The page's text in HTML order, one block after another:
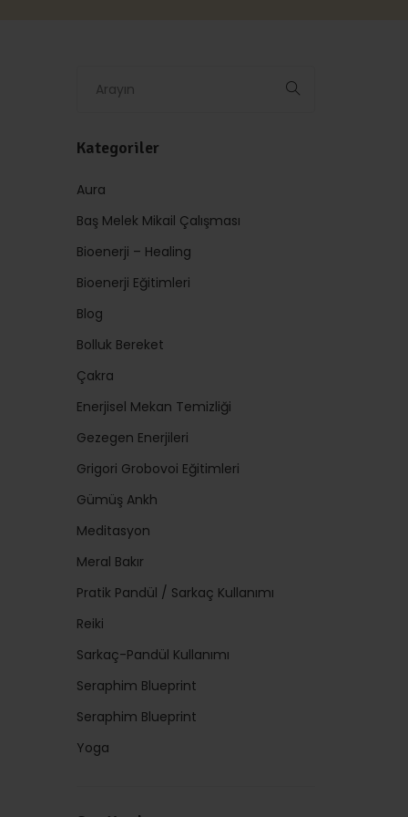
Kategoriler
Aura
Baş Melek Mikail Çalışması
Bioenerji – Healing
Bioenerji Eğitimleri
Blog
Bolluk Bereket
Çakra
Enerjisel Mekan Temizliği
Gezegen Enerjileri
Grigori Grobovoi Eğitimleri
Gümüş Ankh
Meditasyon
Meral Bakır
Pratik Pandül / Sarkaç Kullanımı
Reiki
Sarkaç-Pandül Kullanımı
Seraphim Blueprint
Seraphim Blueprint
Yoga